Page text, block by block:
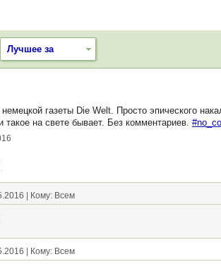
Лучшее за
газеты Die Welt. Просто эпического
такое на свете бывает. Без комментариев.
| Кому: Всем
| Кому: Всем